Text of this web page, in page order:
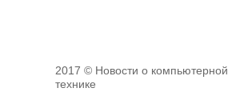
2017 © Новости о компьютерной
технике